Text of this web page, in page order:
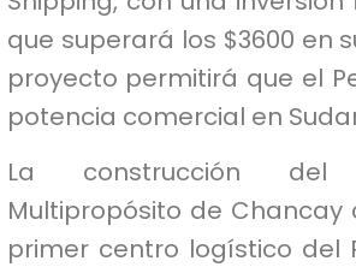
que superará los $3600 en
proyecto permitirá que el
potencia comercial en
La construcción del
Multipropósito de
primer centro logístico del